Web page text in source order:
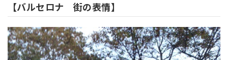
【バルセロナ 街の表情】